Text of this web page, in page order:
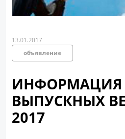
13.01.2017
объявление
ИНФОРМАЦИЯ
ВЫПУСКНЫХ
2017